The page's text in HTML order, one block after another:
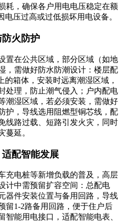
耗，确保各户用电电压稳定在额
电压过高或过低损坏用电设备。
火防护
置在公共区域，部分区域（如地
，需做好防水防潮设计：楼层配
的箱体，安装时远离潮湿区域，
处理，防止潮气侵入；户内配电
潮湿区域，若必须安装，需做好
护，导线选用阻燃型铜芯线，配
线路过载、短路引发火灾，同时
蔓延。
配智能发展
充电桩等新增负载的普及，高层
计中需预留扩容空间：总配电
器件安装位置与备用回路，导线
留1-2路备用回路，便于住户后
智能用电接口，适配智能电表、